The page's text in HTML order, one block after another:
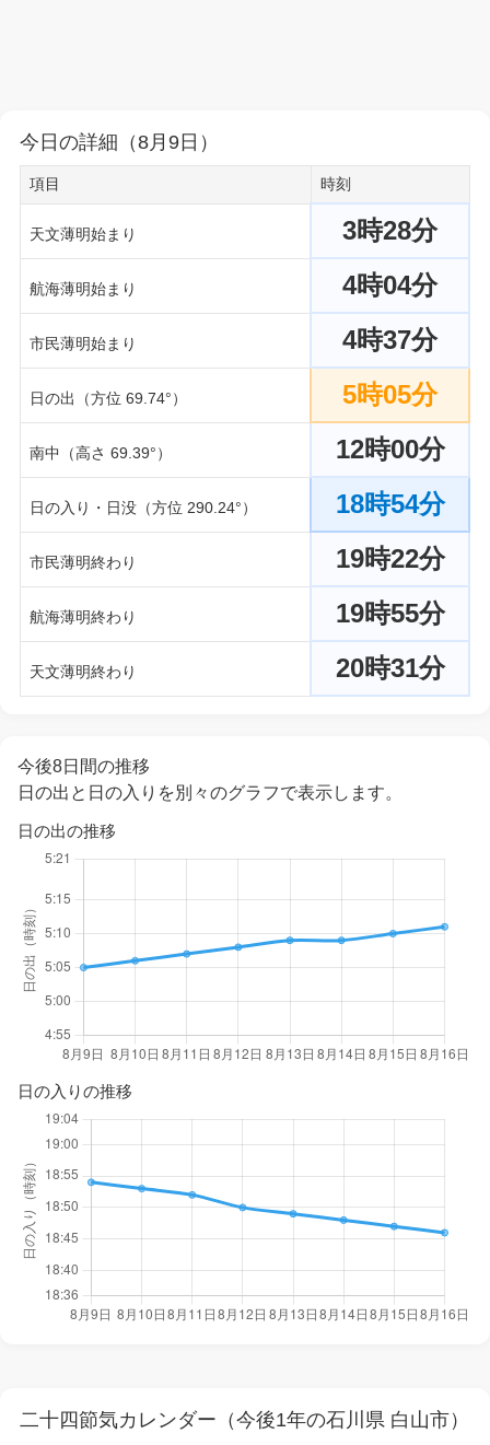
今日の詳細（8月9日）
項目 時刻
天文薄明始まり 3時28分
航海薄明始まり 4時04分
市民薄明始まり 4時37分
日の出（方位 69.74°） 5時05分
南中（高さ 69.39°） 12時00分
日の入り・日没（方位 290.24°） 18時54分
市民薄明終わり 19時22分
航海薄明終わり 19時55分
天文薄明終わり 20時31分
今後8日間の推移
日の出と日の入りを別々のグラフで表示します。
日の出の推移
日の入りの推移
二十四節気カレンダー（今後1年の石川県 白山市）